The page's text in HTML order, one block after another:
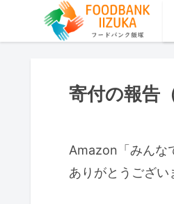
寄付の報告
Amazon「みんな
ありがとうござい